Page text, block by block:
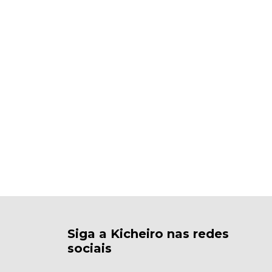
Siga a Kicheiro nas redes
sociais